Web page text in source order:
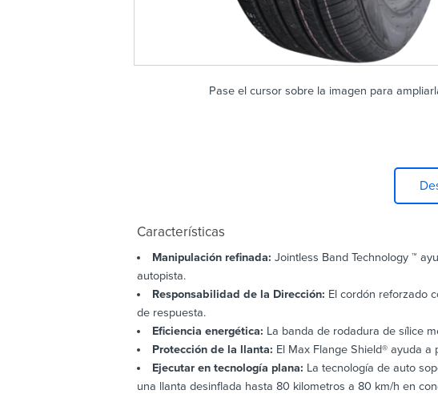
Pase el cursor sobre la imagen para
Características
Manipulación refinada: Jointless Band Technology ™
autopista.
Responsabilidad de la Dirección: El cordón reforzado
de respuesta.
Eficiencia energética: La banda de rodadura de sílice
Protección de la llanta: El Max Flange Shield® ayuda
Ejecutar en tecnología plana: La tecnología de auto
una llanta desinflada hasta 80 kilometros a 80 km/h en